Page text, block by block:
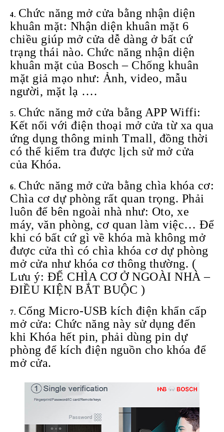
Chức năng mở cửa bằng nhận diện
khuân mặt: Nhận diện khuân mặt 6
chiều giúp mở cửa dễ dàng ở bất cứ
trạng thái nào. Chức năng nhận diện
khuân mặt của Bosch – Chống khuân
mặt giả mạo như: Ảnh, video, mẫu
người, mặt lạ ….
Chức năng mở cửa bằng APP Wiffi:
Kết nối với điện thoại mở cửa từ xa qua
ứng dụng thông minh Tmall, đồng thời
có thể kiểm tra được lịch sử mở cửa
của Khóa.
Chức năng mở cửa bằng chìa khóa cơ:
Chìa cơ dự phòng rất quan trọng. Phải
luôn để bên ngoài nhà như: Oto, xe
máy, văn phòng, cơ quan làm việc… Để
khi có bất cứ gì về khóa mà không mở
được cửa thì có chìa khóa cơ dự phòng
mở cửa như khóa cơ thông thường. (
Lưu ý: ĐỂ CHÌA CƠ Ở NGOÀI NHÀ –
ĐIỀU KIỆN BẮT BUỘC )
Cổng Micro-USB kích điện khẩn cấp
mở cửa: Chức năng này sử dụng đến
khi Khóa hết pin, phải dùng pin dự
phòng để kích điện nguồn cho khóa để
mở cửa.